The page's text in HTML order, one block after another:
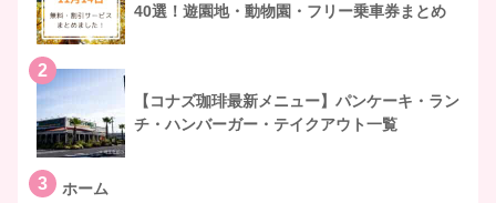
40選！遊園地・動物園・フリー乗車券まとめ
2
【コナズ珈琲最新メニュー】パンケーキ・ラン
チ・ハンバーガー・テイクアウト一覧
3 ホーム